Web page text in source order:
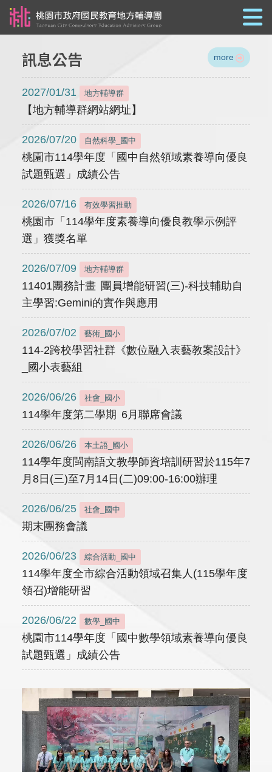
訊息公告 more
2027/01/31 地方輔導群
【地方輔導群網站網址】
2026/07/20 自然科學_國中
桃園市114學年度「國中自然領域素養導向優良
試題甄選」成績公告
2026/07/16 有效學習推動
桃園市「114學年度素養導向優良教學示例評
選」獲獎名單
2026/07/09 地方輔導群
11401團務計畫 團員增能研習(三)-科技輔助自
主學習:Gemini的實作與應用
2026/07/02 藝術_國小
114-2跨校學習社群《數位融入表藝教案設計》
_國小表藝組
2026/06/26 社會_國小
114學年度第二學期 6月聯席會議
2026/06/26 本土語_國小
114學年度閩南語文教學師資培訓研習於115年7
月8日(三)至7月14日(二)09:00-16:00辦理
2026/06/25 社會_國中
期末團務會議
2026/06/23 綜合活動_國中
114學年度全市綜合活動領域召集人(115學年度
領召)增能研習
2026/06/22 數學_國中
桃園市114學年度「國中數學領域素養導向優良
試題甄選」成績公告